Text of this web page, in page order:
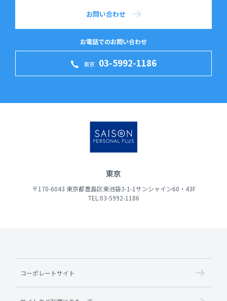
お問い合わせ
お電話でのお問い合わせ
東京 03-5992-1186
東京
〒170-6043 東京都豊島区東池袋3-1-1サンシャイン60・43F
TEL:03-5992-1186
コーポレートサイト